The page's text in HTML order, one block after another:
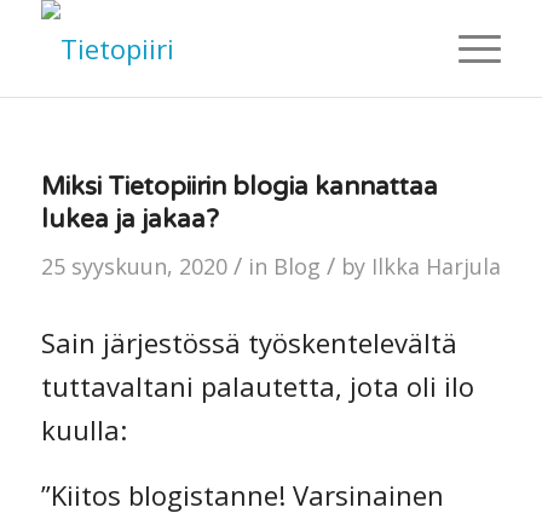
Miksi Tietopiirin blogia kannattaa
lukea ja jakaa?
25 syyskuun, 2020 / in Blog / by Ilkka Harjula
Sain järjestössä työskentelevältä
tuttavaltani palautetta, jota oli ilo
kuulla:
”Kiitos blogistanne! Varsinainen